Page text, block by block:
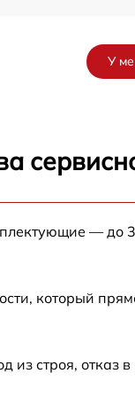
У
— до
который
строя, отказ